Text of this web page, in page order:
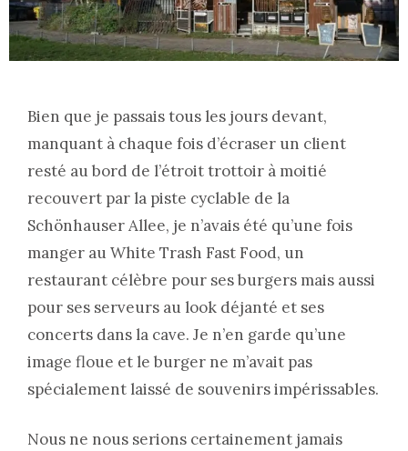
Bien que je passais tous les jours devant,
manquant à chaque fois d’écraser un client
resté au bord de l’étroit trottoir à moitié
recouvert par la piste cyclable de la
Schönhauser Allee, je n’avais été qu’une fois
manger au White Trash Fast Food, un
restaurant célèbre pour ses burgers mais aussi
pour ses serveurs au look déjanté et ses
concerts dans la cave. Je n’en garde qu’une
image floue et le burger ne m’avait pas
spécialement laissé de souvenirs impérissables.
Nous ne nous serions certainement jamais